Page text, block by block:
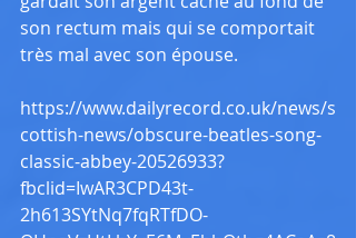
son rectum mais qui se comportait
très mal avec son épouse.
https://www.dailyrecord.co.uk/news/s
cottish-news/obscure-beatles-song-
classic-abbey-20526933?
fbclid=IwAR3CPD43t-
2h613SYtNq7fqRTfDO-